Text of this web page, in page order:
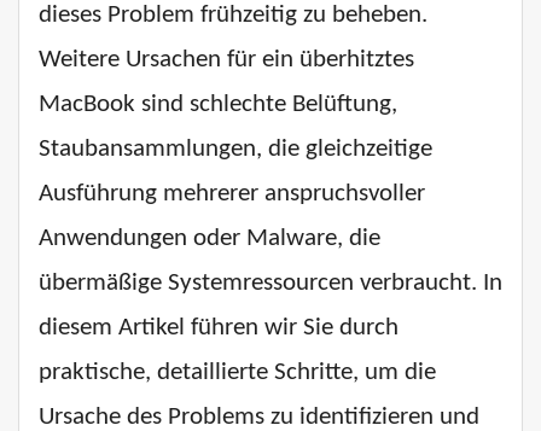
dieses Problem frühzeitig zu beheben.
Weitere Ursachen für ein überhitztes
MacBook sind schlechte Belüftung,
Staubansammlungen, die gleichzeitige
Ausführung mehrerer anspruchsvoller
Anwendungen oder Malware, die
übermäßige Systemressourcen verbraucht. In
diesem Artikel führen wir Sie durch
praktische, detaillierte Schritte, um die
Ursache des Problems zu identifizieren und